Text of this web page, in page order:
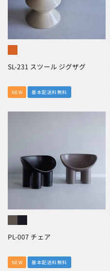
SL-231 スツール ジグザグ
NEW 基本配送料無料
PL-007 チェア
NEW 基本配送料無料